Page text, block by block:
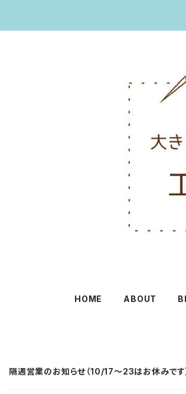
HOME ABOUT
隔週営業のお知らせ（10/17〜23はお休みです